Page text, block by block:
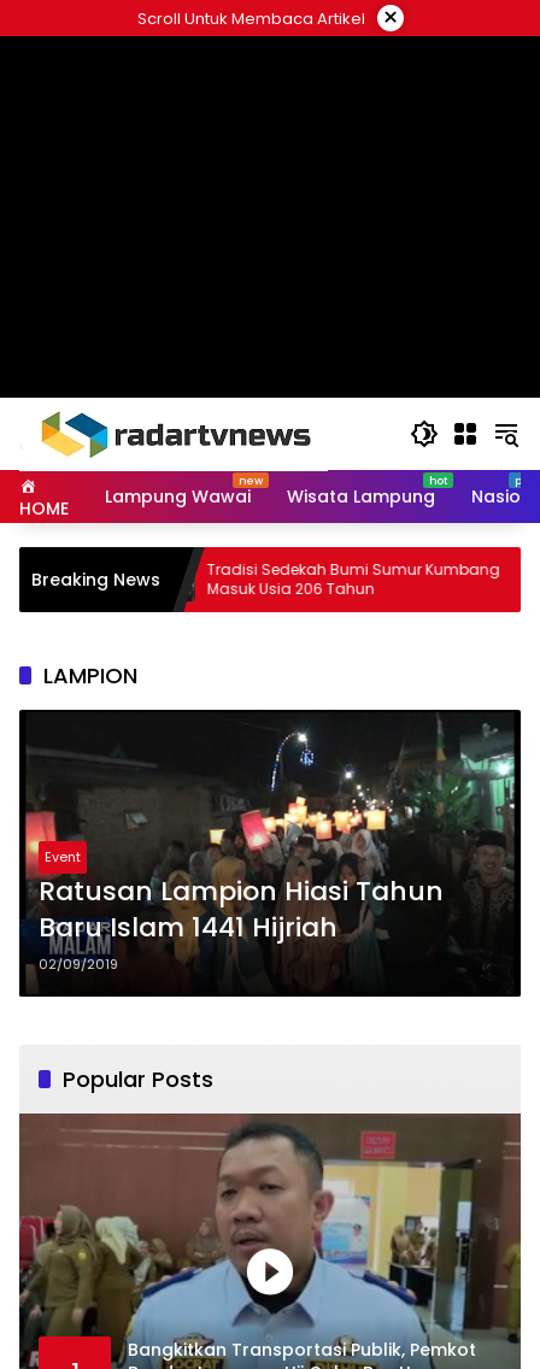
to
Scroll Untuk Membaca Artikel ×
HOME Lampung Wawai Wisata Lampung
Breaking NewsTradisi Sedekah Bumi Sumur Kumbang
Masuk Usia 206 Tahun
LAMPION
Event
Ratusan Lampion Hiasi Tahun
Baru Islam 1441 Hijriah
02/09/2019
Popular Posts
Bangkitkan Transportasi Publik, Pemkot